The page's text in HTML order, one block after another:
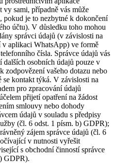
vy sami, případně vás může
pokud je to nezbytné k dokončení
účtu). V důsledku toho mohou
správci údajů (v závislosti na
v aplikaci WhatsApp) ve formě
čísla. Správce údajů vás
dalších osobních údajů pouze v
zodpovězení vašeho dotazu nebo
kontakt týká. V závislosti na
pro zpracování údajů
přijetí opatření na žádost
smlouvy nebo dohody
údajů v souladu s předpisy
(čl. 6 odst. 1 písm. b) GDPR);
zájem správce údajů (čl. 6
v nutnosti vyřešit
s obchodní činností správce
GDPR).